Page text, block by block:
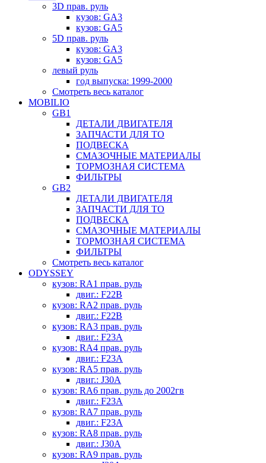
3D прав. руль
кузов: GA3
кузов: GA5
5D прав. руль
кузов: GA3
кузов: GA5
левый руль
год выпуска: 1999-2000
Смотреть весь каталог
MOBILIO
GB1
ДЕТАЛИ ДВИГАТЕЛЯ
ЗАПЧАСТИ ДЛЯ ТО
ПОДВЕСКА
СМАЗОЧНЫЕ МАТЕРИАЛЫ
ТОРМОЗНАЯ СИСТЕМА
ФИЛЬТРЫ
GB2
ДЕТАЛИ ДВИГАТЕЛЯ
ЗАПЧАСТИ ДЛЯ ТО
ПОДВЕСКА
СМАЗОЧНЫЕ МАТЕРИАЛЫ
ТОРМОЗНАЯ СИСТЕМА
ФИЛЬТРЫ
Смотреть весь каталог
ODYSSEY
кузов: RA1 прав. руль
двиг.: F22B
кузов: RA2 прав. руль
двиг.: F22B
кузов: RA3 прав. руль
двиг.: F23A
кузов: RA4 прав. руль
двиг.: F23A
кузов: RA5 прав. руль
двиг.: J30A
кузов: RA6 прав. руль до 2002гв
двиг.: F23A
кузов: RA7 прав. руль
двиг.: F23A
кузов: RA8 прав. руль
двиг.: J30A
кузов: RA9 прав. руль